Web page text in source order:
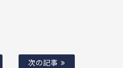
次の記事